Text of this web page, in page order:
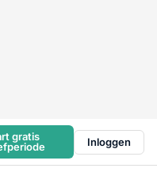
gratis
Inloggen